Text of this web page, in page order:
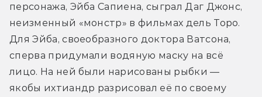
персонажа, Эйба Сапиена, сыграл Даг Джонс,
неизменный «монстр» в фильмах дель Торо.
Для Эйба, своеобразного доктора Ватсона,
сперва придумали водяную маску на всё
лицо. На ней были нарисованы рыбки —
якобы ихтиандр разрисовал её по своему